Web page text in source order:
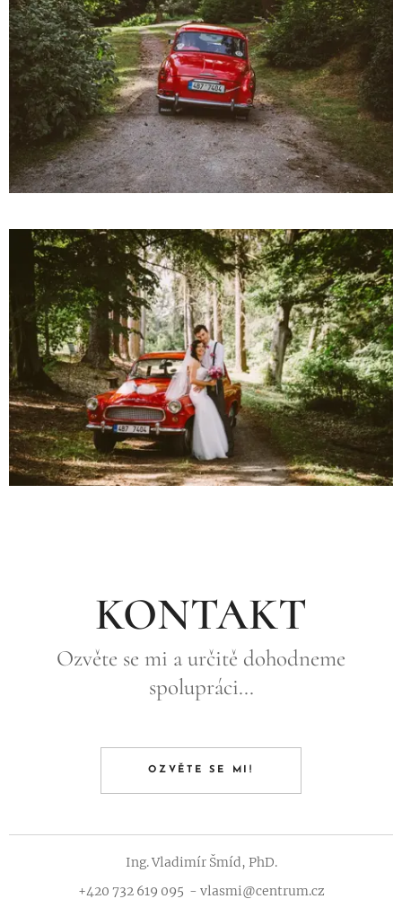
KONTAKT
Ozvěte se mi a určitě dohodneme
spolupráci...
OZVĚTE SE MI!
Ing. Vladimír Šmíd, PhD.
+420 732 619 095 - vlasmi@centrum.cz